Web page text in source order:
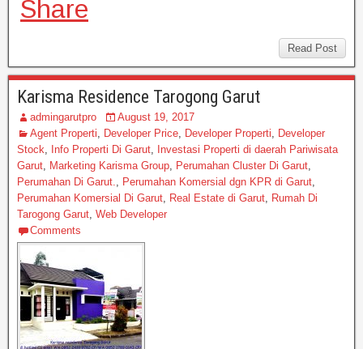
at
A
p
p
c
b
o
o
k
g
e
Share
Read Post
Karisma Residence Tarogong Garut
admingarutpro
August 19, 2017
Agent Properti
Developer Price Developer Properti
Developer
Stock
Info Properti Di Garut
Investasi Properti di daerah Pariwisata
Garut
Marketing Karisma Group Perumahan Cluster Di Garut
Perumahan Di Garut.
Perumahan Komersial dgn KPR di Garut
Perumahan Komersial Di Garut
Real Estate di Garut
Rumah Di
Tarogong Garut Web Developer
Comments